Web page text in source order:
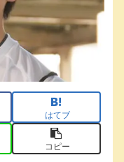
はてブ
コピー